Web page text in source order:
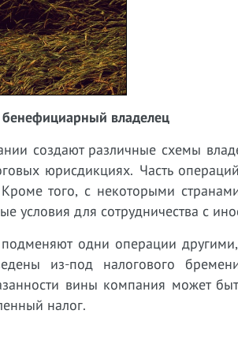
владелец
создают различные схемы
юрисдикциях. Часть
того, с некоторыми
условия для сотрудничества с
одни операции
из-под налогового
вины компания может
налог.